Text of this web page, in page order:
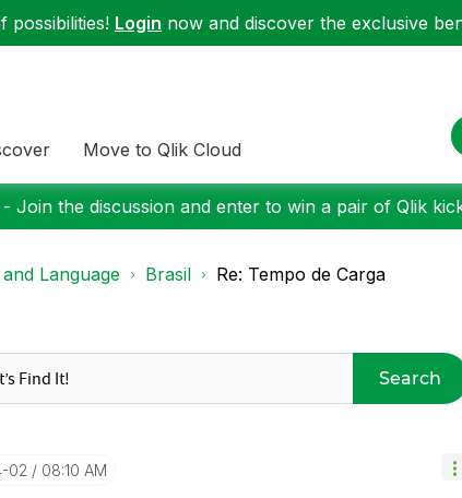
possibilities! Login now and discover the exclusive
Move to Qlik Cloud
Join the discussion and enter to win a pair of Qlik
Language Brasil Re: Tempo de Carga
Search
02 08:10 AM